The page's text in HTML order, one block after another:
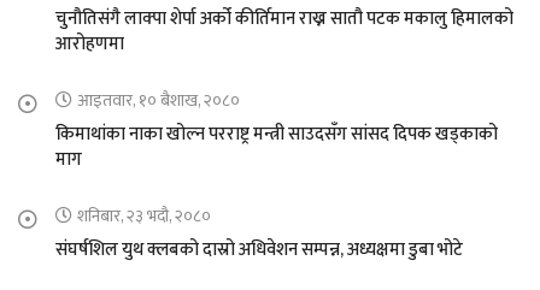
चुनौतिसंगै लाक्पा शेर्पा अर्को कीर्तिमान राख्न सातौ पटक मकालु हिमालको
आरोहणमा
आइतवार, १० बैशाख, २०८०
किमाथांका नाका खोल्न परराष्ट्र मन्त्री साउदसँग सांसद दिपक खड्काको
माग
शनिबार, २३ भदौ, २०८०
संघर्षशिल युथ क्लबको दास्रो अधिवेशन सम्पन्न, अध्यक्षमा डुबा भोटे